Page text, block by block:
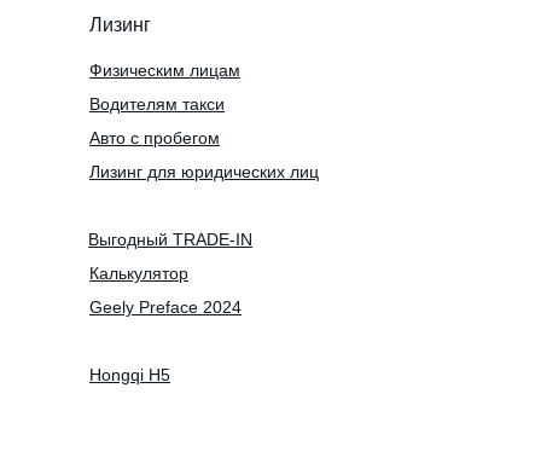
Лизинг
Водителям такси
Физическим лицам
Авто с пробегом
Лизинг для юридических лиц
Калькулятор
Hongqi H5
Выгодный TRADE-IN
Geely Preface 2024